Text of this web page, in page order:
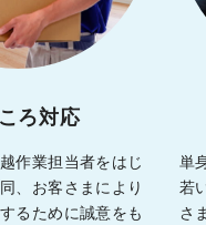
ろ対応
作業担当者をはじ
、お客さまにより
るために誠意をも
単
若
さ